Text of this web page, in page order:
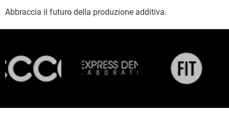
Abbraccia il futuro della produzione additiva.